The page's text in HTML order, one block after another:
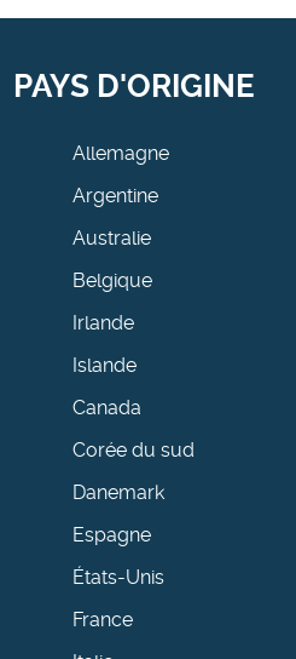
PAYS D'ORIGINE
Allemagne
Argentine
Australie
Belgique
Irlande
Islande
Canada
Corée du sud
Danemark
Espagne
États-Unis
France